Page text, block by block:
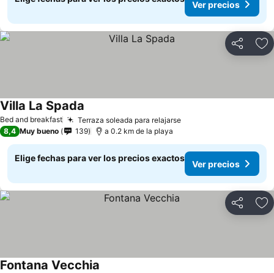
Ver precios
Compartir
Bed and breakfast Terraza soleada para relajarse
Villa La Spada
8,4 Muy bueno 139 a 0.2 km de la playa
Elige fechas para ver los precios exactos
Ver precios
Compartir
Fontana Vecchia